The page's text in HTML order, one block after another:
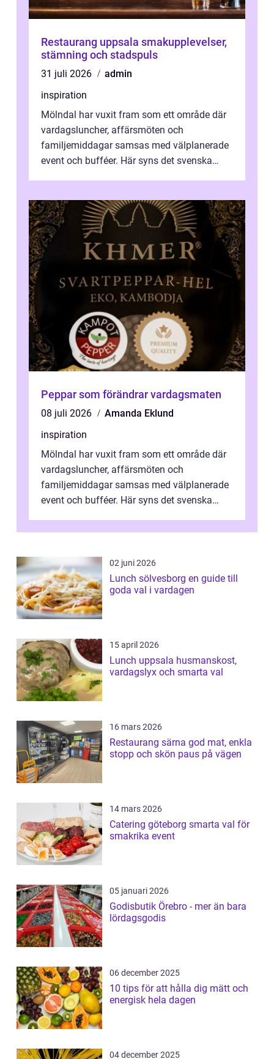
Restaurang uppsala smakupplevelser,
stämning och stadspuls
31 juli 2026
admin
inspiration
Mölndal har vuxit fram som ett område där
vardagsluncher, affärsmöten och
familjemiddagar samsas med välplanerade
event och bufféer. Här syns det svenska
Peppar som förändrar vardagsmaten
08 juli 2026
Amanda Eklund
inspiration
Mölndal har vuxit fram som ett område där
vardagsluncher, affärsmöten och
familjemiddagar samsas med välplanerade
event och bufféer. Här syns det svenska
02 juni 2026
Lunch sölvesborg en guide till
goda val i vardagen
15 april 2026
Lunch uppsala husmanskost,
vardagslyx och smarta val
16 mars 2026
Restaurang särna god mat, enkla
stopp och skön paus på vägen
14 mars 2026
Catering göteborg smarta val för
smakrika event
05 januari 2026
Godisbutik Örebro - mer än bara
lördagsgodis
06 december 2025
10 tips för att hålla dig mätt och
energisk hela dagen
04 december 2025